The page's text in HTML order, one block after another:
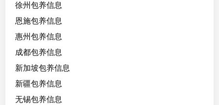
徐州包养信息
恩施包养信息
惠州包养信息
成都包养信息
新加坡包养信息
新疆包养信息
无锡包养信息